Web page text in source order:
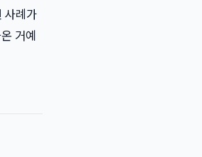
사례가
거예